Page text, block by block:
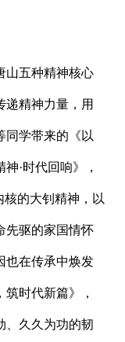
山五种精神核心
递精神力量，用
同学带来的《以
·时代回响》，
核的大钊精神，以
先驱的家国情怀
也在传承中焕发
时代新篇》，
、久久为功的韧